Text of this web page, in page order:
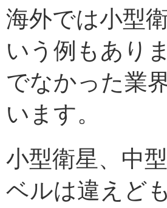
海外では小型
いう例もあり
でなかった業
います。
小型衛星、中
ベルは違えど